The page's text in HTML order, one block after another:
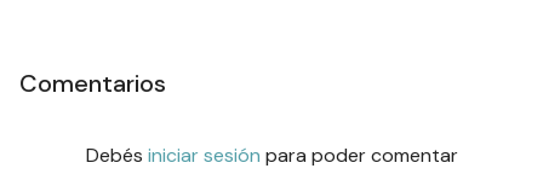
Comentarios
Debés iniciar sesión para poder comentar